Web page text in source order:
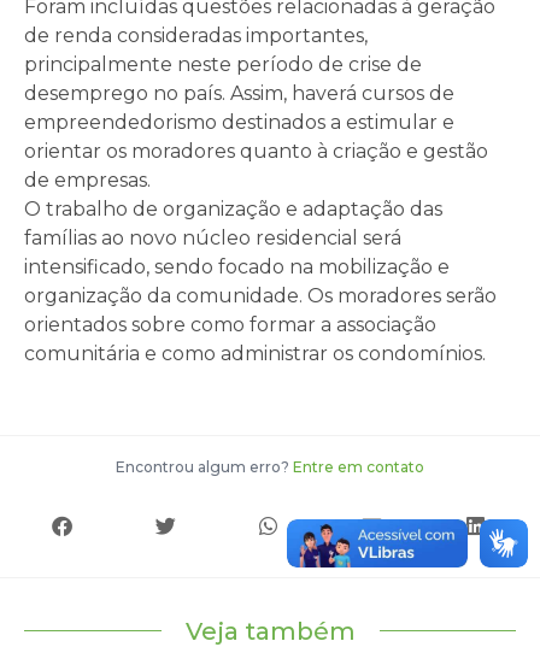
Foram incluídas questões relacionadas à geração
de renda consideradas importantes,
principalmente neste período de crise de
desemprego no país. Assim, haverá cursos de
empreendedorismo destinados a estimular e
orientar os moradores quanto à criação e gestão
de empresas.
O trabalho de organização e adaptação das
famílias ao novo núcleo residencial será
intensificado, sendo focado na mobilização e
organização da comunidade. Os moradores serão
orientados sobre como formar a associação
comunitária e como administrar os condomínios.
Encontrou algum erro? Entre em contato
Veja também